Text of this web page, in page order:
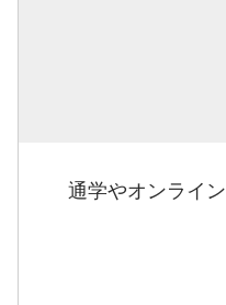
通学やオンライ